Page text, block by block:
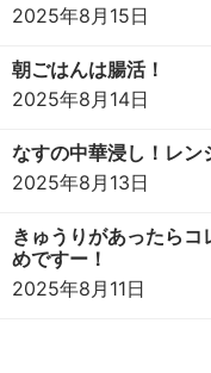
2025年8月15日
朝ごはんは腸活！
2025年8月14日
なすの中華浸し！レン
2025年8月13日
きゅうりがあったら
めですー！
2025年8月11日